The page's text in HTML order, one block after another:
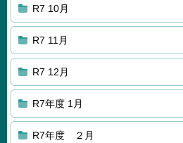
R7 10月
R7 11月
R7 12月
R7年度 1月
R7年度 ２月